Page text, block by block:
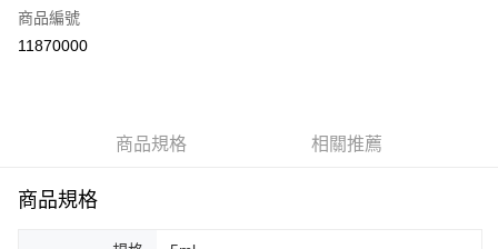
超商取貨付款
悠遊付
商品編號
11870000
商品規格 相關推薦
商品規格